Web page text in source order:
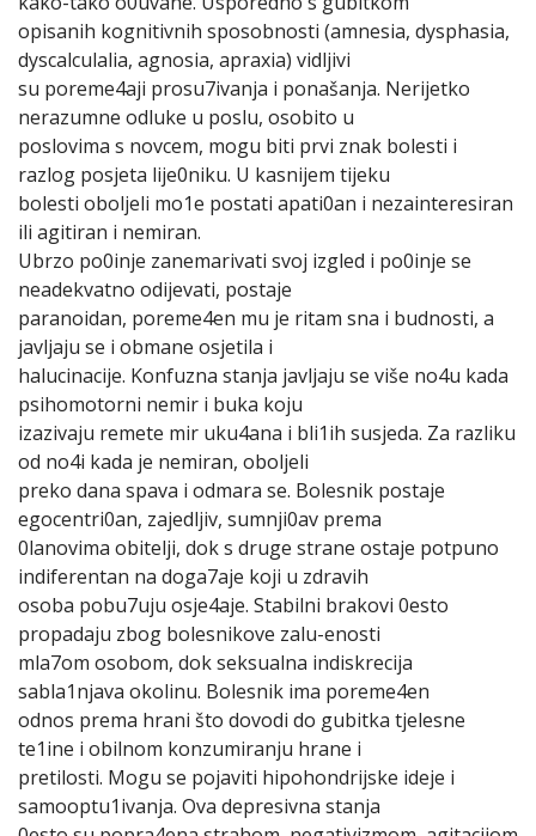
opisanih kognitivnih sposobnosti (amnesia, dysphasia,
dyscalculalia, agnosia, apraxia) vidljivi
su poreme4aji prosu7ivanja i ponašanja. Nerijetko
nerazumne odluke u poslu, osobito u
poslovima s novcem, mogu biti prvi znak bolesti i
razlog posjeta lije0niku. U kasnijem tijeku
bolesti oboljeli mo1e postati apati0an i nezainteresiran
ili agitiran i nemiran.
Ubrzo po0inje zanemarivati svoj izgled i po0inje se
neadekvatno odijevati, postaje
paranoidan, poreme4en mu je ritam sna i budnosti, a
javljaju se i obmane osjetila i
halucinacije. Konfuzna stanja javljaju se više no4u kada
psihomotorni nemir i buka koju
izazivaju remete mir uku4ana i bli1ih susjeda. Za razliku
od no4i kada je nemiran, oboljeli
preko dana spava i odmara se. Bolesnik postaje
egocentri0an, zajedljiv, sumnji0av prema
0lanovima obitelji, dok s druge strane ostaje potpuno
indiferentan na doga7aje koji u zdravih
osoba pobu7uju osje4aje. Stabilni brakovi 0esto
propadaju zbog bolesnikove zalu-enosti
mla7om osobom, dok seksualna indiskrecija
sabla1njava okolinu. Bolesnik ima poreme4en
odnos prema hrani što dovodi do gubitka tjelesne
te1ine i obilnom konzumiranju hrane i
pretilosti. Mogu se pojaviti hipohondrijske ideje i
samooptu1ivanja. Ova depresivna stanja